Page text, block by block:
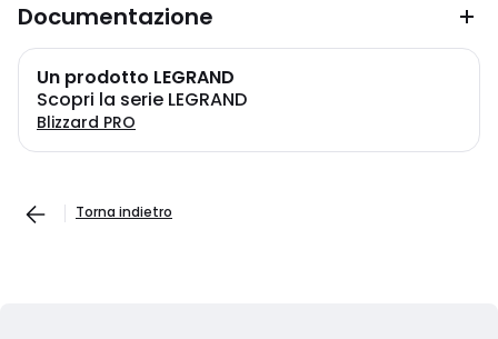
Documentazione
Un prodotto LEGRAND
Scopri la serie LEGRAND
Blizzard PRO
Torna indietro